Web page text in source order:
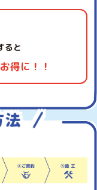
ると
お得に！！